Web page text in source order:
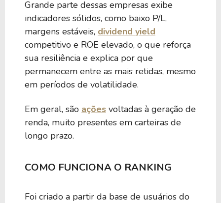
Grande parte dessas empresas exibe
indicadores sólidos, como baixo P/L,
margens estáveis, dividend yield
competitivo e ROE elevado, o que reforça
sua resiliência e explica por que
permanecem entre as mais retidas, mesmo
em períodos de volatilidade.
Em geral, são ações voltadas à geração de
renda, muito presentes em carteiras de
longo prazo.
COMO FUNCIONA O RANKING
Foi criado a partir da base de usuários do